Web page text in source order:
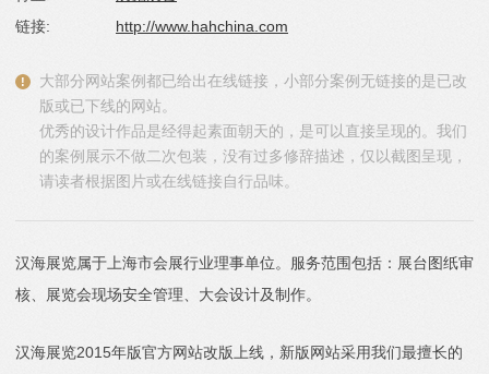
博客
链接:
http://www.hahchina.com
大部分网站案例都已给出在线链接，小部分案例无链接的是已改
版或已下线的网站。
优秀的设计作品是经得起素面朝天的，是可以直接呈现的。我们
的案例展示不做二次包装，没有过多修辞描述，仅以截图呈现，
请读者根据图片或在线链接自行品味。
汉海展览属于上海市会展行业理事单位。服务范围包括：展台图纸审
核、展览会现场安全管理、大会设计及制作。
汉海展览2015年版官方网站改版上线，新版网站采用我们最擅长的